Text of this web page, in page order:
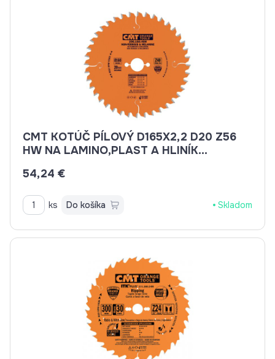
CMT KOTÚČ PÍLOVÝ D165X2,2 D20 Z56
HW NA LAMINO,PLAST A HLINÍK
54,24 €
ks Do košíka Skladom